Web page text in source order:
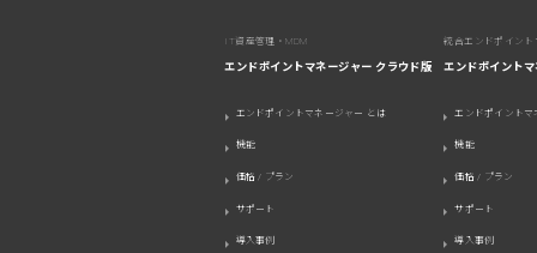
IT資産管理・MDM
エンドポイントマネージャー クラウド版
エンドポイントマネージャー とは
機能
価格 / プラン
サポート
導入事例
統合エンドポイント
エンドポイント
エンドポイントマ
機能
価格 / プラン
サポート
導入事例